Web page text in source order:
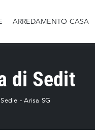
ARREDAMENTO CASA
di Sedit
Sedie -Arisa SG